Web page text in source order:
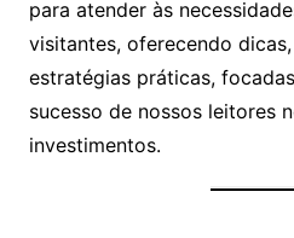
para atender às
visitantes, oferecendo
estratégias práticas,
sucesso de nossos leitores
investimentos.